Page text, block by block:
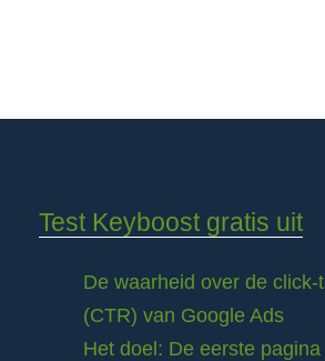
Test Keyboost gratis uit
De waarheid over de click-
(CTR) van Google Ads
Het doel: De eerste